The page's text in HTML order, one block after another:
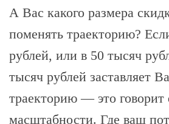
А Вас какого размера
поменять траекторию?
рублей, или в 50 тысяч
тысяч рублей заставляет
траекторию — это
масштабности. Где ваш